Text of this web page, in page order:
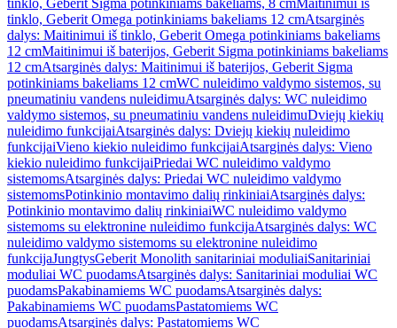
tinklo, Geberit Sigma potinkiniams bakeliams, 8 cmMaitinimui iš
tinklo, Geberit Omega potinkiniams bakeliams 12 cmAtsarginės
dalys: Maitinimui iš tinklo, Geberit Omega potinkiniams bakeliams
12 cmMaitinimui iš baterijos, Geberit Sigma potinkiniams bakeliams
12 cmAtsarginės dalys: Maitinimui iš baterijos, Geberit Sigma
potinkiniams bakeliams 12 cmWC nuleidimo valdymo sistemos, su
pneumatiniu vandens nuleidimuAtsarginės dalys: WC nuleidimo
valdymo sistemos, su pneumatiniu vandens nuleidimuDviejų kiekių
nuleidimo funkcijaiAtsarginės dalys: Dviejų kiekių nuleidimo
funkcijaiVieno kiekio nuleidimo funkcijaiAtsarginės dalys: Vieno
kiekio nuleidimo funkcijaiPriedai WC nuleidimo valdymo
sistemomsAtsarginės dalys: Priedai WC nuleidimo valdymo
sistemomsPotinkinio montavimo dalių rinkiniaiAtsarginės dalys:
Potinkinio montavimo dalių rinkiniaiWC nuleidimo valdymo
sistemoms su elektronine nuleidimo funkcijaAtsarginės dalys: WC
nuleidimo valdymo sistemoms su elektronine nuleidimo
funkcijaJungtysGeberit Monolith sanitariniai moduliaiSanitariniai
moduliai WC puodamsAtsarginės dalys: Sanitariniai moduliai WC
puodamsPakabinamiems WC puodamsAtsarginės dalys:
Pakabinamiems WC puodamsPastatomiems WC
puodamsAtsarginės dalys: Pastatomiems WC